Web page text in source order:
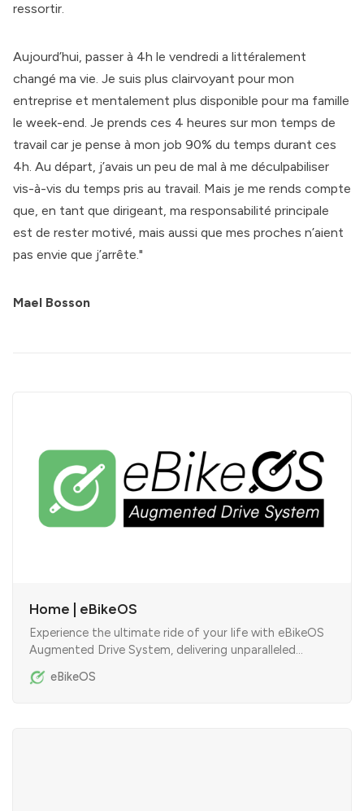
ressortir.
Aujourd’hui, passer à 4h le vendredi a littéralement
changé ma vie. Je suis plus clairvoyant pour mon
entreprise et mentalement plus disponible pour ma famille
le week-end. Je prends ces 4 heures sur mon temps de
travail car je pense à mon job 90% du temps durant ces
4h. Au départ, j’avais un peu de mal à me déculpabiliser
vis-à-vis du temps pris au travail. Mais je me rends compte
que, en tant que dirigeant, ma responsabilité principale
est de rester motivé, mais aussi que mes proches n’aient
pas envie que j’arrête."
Mael Bosson
Home | eBikeOS
Experience the ultimate ride of your life with eBikeOS
Augmented Drive System, delivering unparalleled
eBikeOS